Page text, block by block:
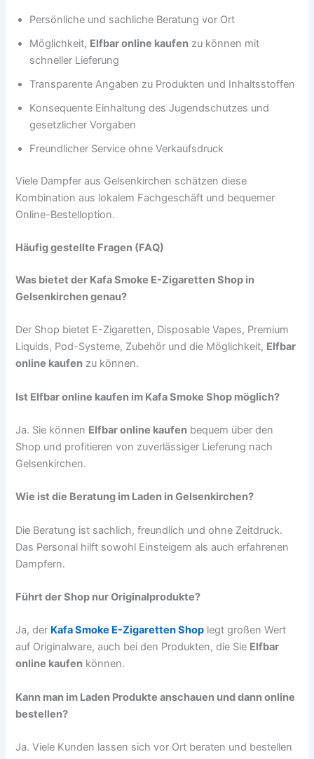
Persönliche und sachliche Beratung vor Ort
Möglichkeit, Elfbar online kaufen zu können mit
schneller Lieferung
Transparente Angaben zu Produkten und Inhaltsstoffen
Konsequente Einhaltung des Jugendschutzes und
gesetzlicher Vorgaben
Freundlicher Service ohne Verkaufsdruck
Viele Dampfer aus Gelsenkirchen schätzen diese
Kombination aus lokalem Fachgeschäft und bequemer
Online-Bestelloption.
Häufig gestellte Fragen (FAQ)
Was bietet der Kafa Smoke E-Zigaretten Shop in
Gelsenkirchen genau?
Der Shop bietet E-Zigaretten, Disposable Vapes, Premium
Liquids, Pod-Systeme, Zubehör und die Möglichkeit, Elfbar
online kaufen zu können.
Ist Elfbar online kaufen im Kafa Smoke Shop möglich?
Ja. Sie können Elfbar online kaufen bequem über den
Shop und profitieren von zuverlässiger Lieferung nach
Gelsenkirchen.
Wie ist die Beratung im Laden in Gelsenkirchen?
Die Beratung ist sachlich, freundlich und ohne Zeitdruck.
Das Personal hilft sowohl Einsteigern als auch erfahrenen
Dampfern.
Führt der Shop nur Originalprodukte?
Ja, der Kafa Smoke E-Zigaretten Shop legt großen Wert
auf Originalware, auch bei den Produkten, die Sie Elfbar
online kaufen können.
Kann man im Laden Produkte anschauen und dann online
bestellen?
Ja. Viele Kunden lassen sich vor Ort beraten und bestellen